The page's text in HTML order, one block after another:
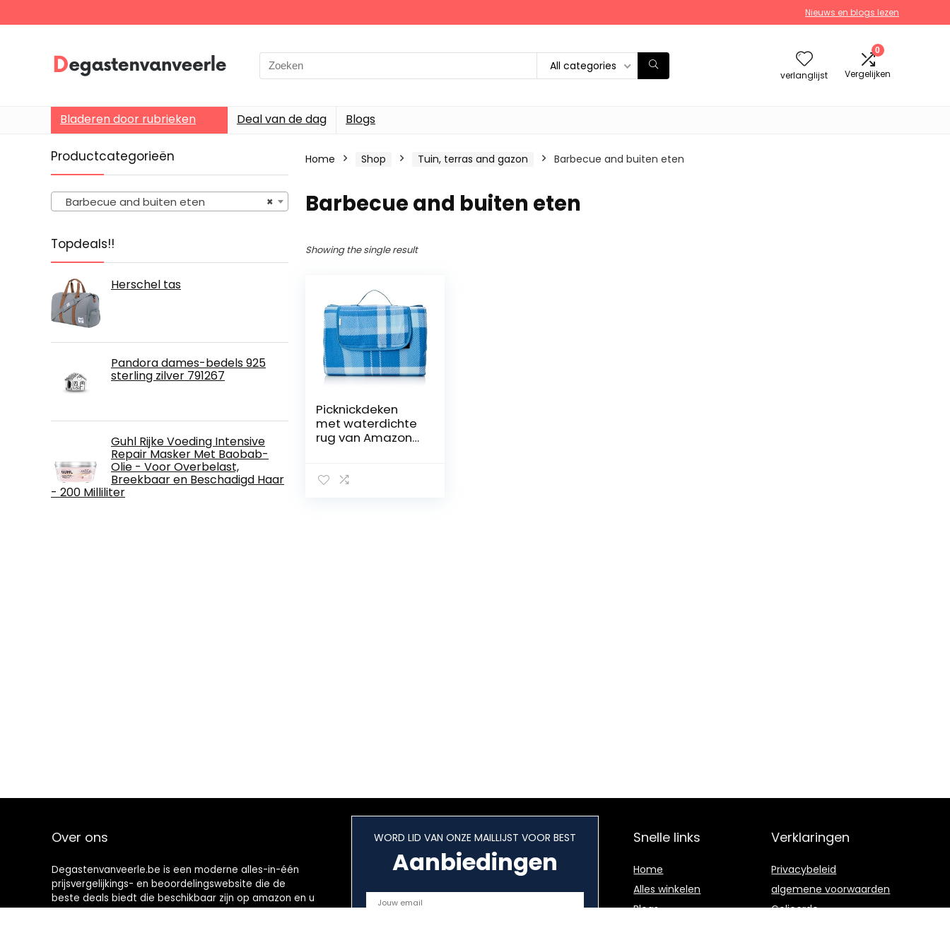
Nieuws en blogs lezen
Search
for:
All categories
verlanglijst
0
Vergelijken
Bladeren door rubrieken Deal van de dag Blogs
Productcategorieën
×
Barbecue and buiten eten
Topdeals!!
Herschel tas
Pandora dames-bedels 925
sterling zilver 791267
Guhl Rijke Voeding Intensive
Repair Masker Met Baobab-
Olie - Voor Overbelast,
Breekbaar en Beschadigd Haar
- 200 Milliliter
Home Shop Tuin, terras and gazon Barbecue and buiten eten
Barbecue and buiten eten
Showing the single result
Picknickdeken
met waterdichte
rug van Amazon
Over ons
Degastenvanveerle.be is een moderne alles-in-één
prijsvergelijkings- en beoordelingswebsite die de
beste deals biedt die beschikbaar zijn op amazon en u
op de hoogte houdt via de laatst toegevoegde blogs.
WORD LID VAN ONZE MAILLIJST VOOR BEST
Aanbiedingen
Snelle links
Home
Alles winkelen
Blogs
Verklaringen
Privacybeleid
algemene voorwaarden
Gelieerde